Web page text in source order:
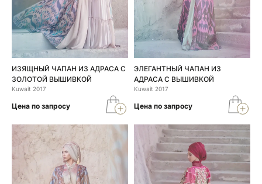
ИЗЯЩНЫЙ ЧАПАН ИЗ АДРАСА С
ЗОЛОТОЙ ВЫШИВКОЙ
Kuwait 2017
Цена по запросу
ЭЛЕГАНТНЫЙ ЧАПАН ИЗ
АДРАСА С ВЫШИВКОЙ
Kuwait 2017
Цена по запросу